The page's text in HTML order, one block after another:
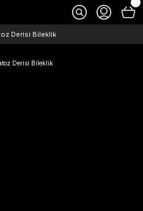
Derisi Bileklik